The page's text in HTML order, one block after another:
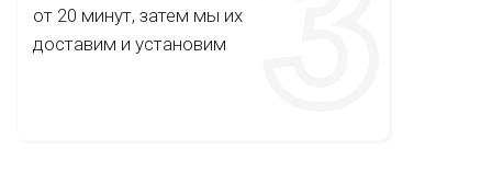
от 20 минут, затем мы их
доставим и установим